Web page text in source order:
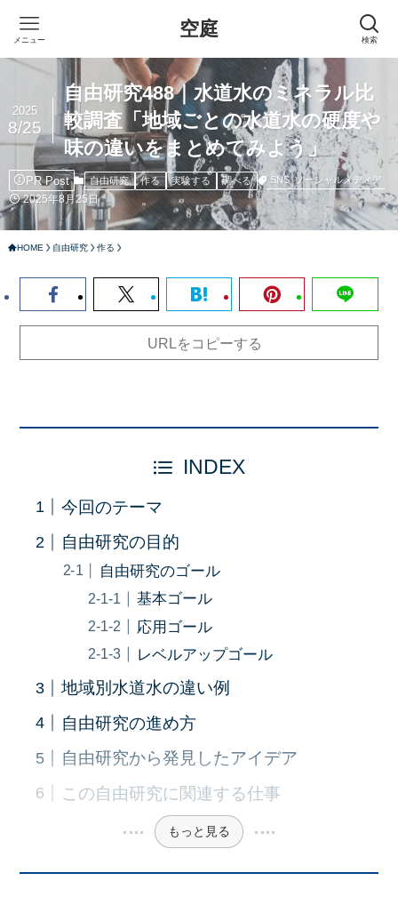
空庭 検索
メニュー
自由研究488｜水道水のミネラル比
較調査「地域ごとの水道水の硬度や
味の違いをまとめてみよう」
2025
8/25
PR Post 自由研究 作る 実験する 調べる SNS ソーシャルメディア
2025年8月25日
HOME 自由研究 作る
URLをコピーする
INDEX
今回のテーマ
自由研究の目的
自由研究のゴール
基本ゴール
応用ゴール
レベルアップゴール
地域別水道水の違い例
自由研究の進め方
自由研究から発見したアイデア
この自由研究に関連する仕事
もっと見る